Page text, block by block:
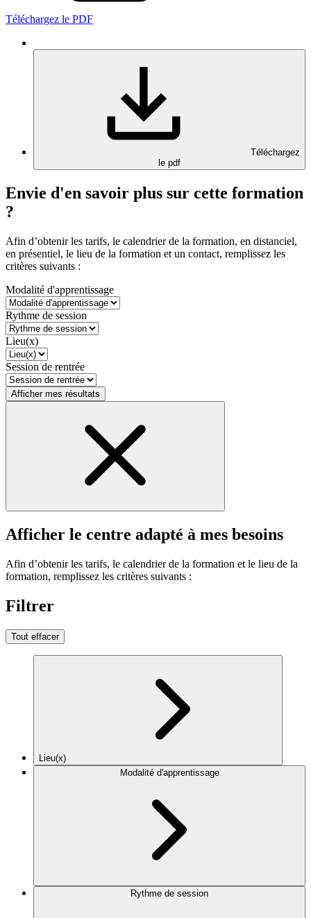
Téléchargez le PDF
Téléchargez
le pdf
Envie d'en savoir plus sur cette formation
?
Afin d’obtenir les tarifs, le calendrier de la formation, en distanciel,
en présentiel, le lieu de la formation et un contact, remplissez les
critères suivants :
Modalité d'apprentissage
Rythme de session
Lieu(x)
Session de rentrée
Afficher mes résultats
Afficher le centre adapté à mes besoins
Afin d’obtenir les tarifs, le calendrier de la formation et le lieu de la
formation, remplissez les critères suivants :
Filtrer
Tout effacer
Lieu(x)
Modalité d'apprentissage
Rythme de session